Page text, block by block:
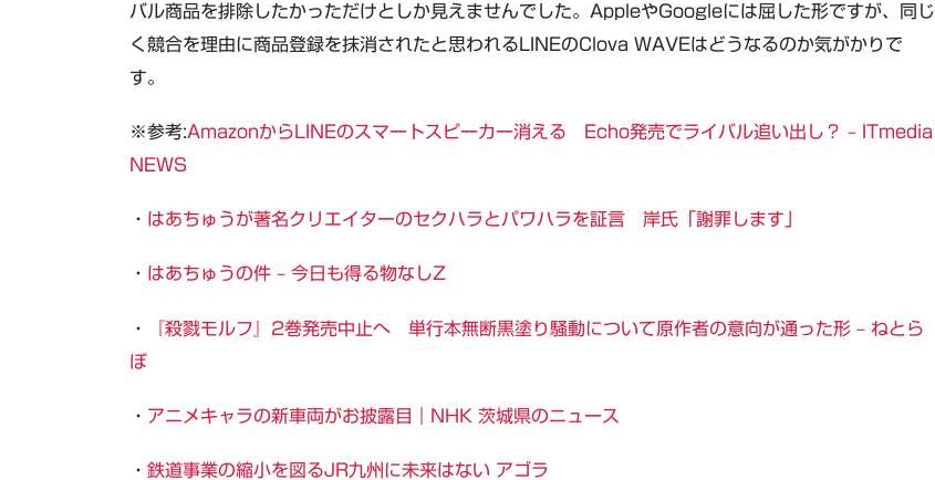
バル商品を排除したかっただけとしか見えませんでした。AppleやGoogleには屈した形ですが、同じ
く競合を理由に商品登録を抹消されたと思われるLINEのClova WAVEはどうなるのか気がかりで
す。
※参考:AmazonからLINEのスマートスピーカー消える Echo発売でライバル追い出し？ – ITmedia
NEWS
・ はあちゅうが著名クリエイターのセクハラとパワハラを証言 岸氏「謝罪します」
・ はあちゅうの件 – 今日も得る物なしZ
・
『殺戮モルフ』2巻発売中止へ 単行本無断黒塗り騒動について原作者の意向が通った形 – ねとら
ぼ
・ アニメキャラの新車両がお披露目｜NHK 茨城県のニュース
・ 鉄道事業の縮小を図るJR九州に未来はない アゴラ